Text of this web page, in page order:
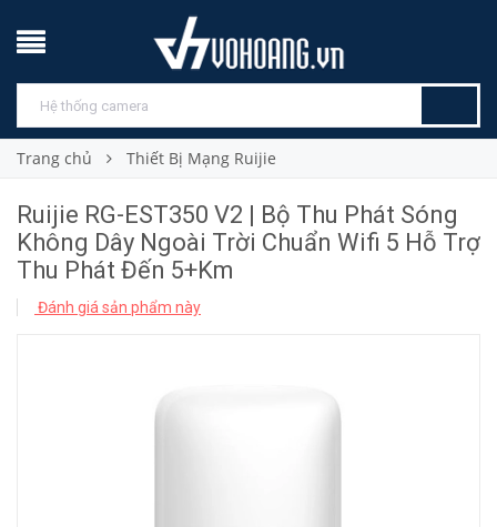
Trang chủ Thiết Bị Mạng Ruijie
Ruijie RG-EST350 V2 | Bộ Thu Phát Sóng
Không Dây Ngoài Trời Chuẩn Wifi 5 Hỗ Trợ
Thu Phát Đến 5+Km
Đánh giá sản phẩm này